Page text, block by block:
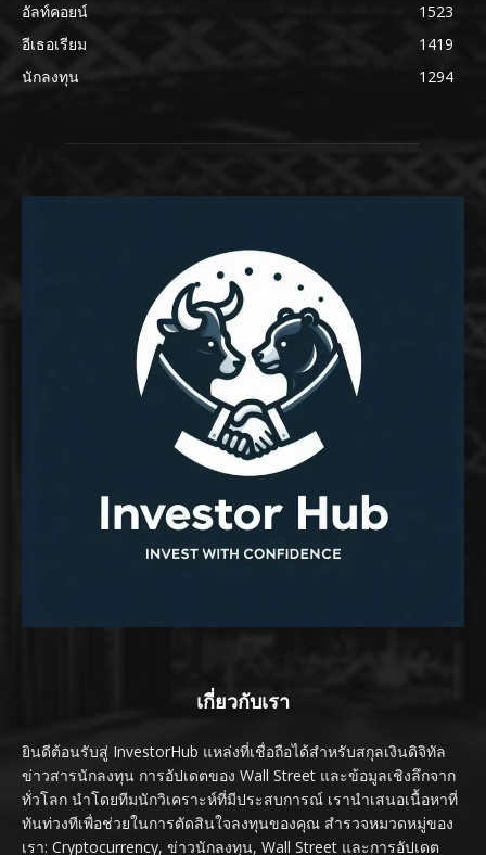
อัลท์คอยน์
1523
อีเธอเรียม
1419
นักลงทุน
1294
เกี่ยวกับเรา
ยินดีต้อนรับสู่ InvestorHub แหล่งที่เชื่อถือได้สำหรับสกุลเงินดิจิทัล
ข่าวสารนักลงทุน การอัปเดตของ Wall Street และข้อมูลเชิงลึกจาก
ทั่วโลก นำโดยทีมนักวิเคราะห์ที่มีประสบการณ์ เรานำเสนอเนื้อหาที่
ทันท่วงทีเพื่อช่วยในการตัดสินใจลงทุนของคุณ สำรวจหมวดหมู่ของ
เรา: Cryptocurrency, ข่าวนักลงทุน, Wall Street และการอัปเดต